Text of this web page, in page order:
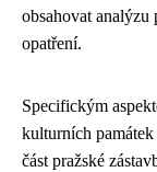
obsahovat analýzu
opatření.
Specifickým
kulturních
část pražské